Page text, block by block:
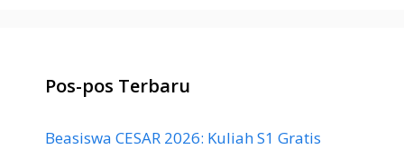
Pos-pos Terbaru
Beasiswa CESAR 2026: Kuliah S1 Gratis